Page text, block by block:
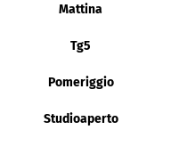
Mattina
Tg5
Pomeriggio
Studioaperto